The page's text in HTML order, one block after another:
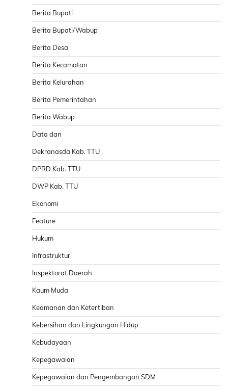
Berita Bupati
Berita Bupati/Wabup
Berita Desa
Berita Kecamatan
Berita Kelurahan
Berita Pemerintahan
Berita Wabup
Data dan
Dekranasda Kab. TTU
DPRD Kab. TTU
DWP Kab. TTU
Ekonomi
Feature
Hukum
Infrastruktur
Inspektorat Daerah
Kaum Muda
Keamanan dan Ketertiban
Kebersihan dan Lingkungan Hidup
Kebudayaan
Kepegawaian
Kepegawaian dan Pengembangan SDM